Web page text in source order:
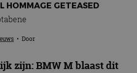
HOMMAGE GETEASED
• Door
zijn: BMW M blaast dit